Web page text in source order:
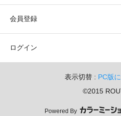
会員登録
ログイン
表示切替 : PC版
©2015
Powered By